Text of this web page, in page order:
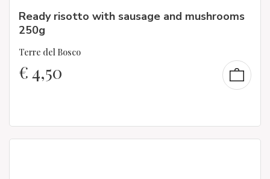
Ready risotto with sausage and mushrooms
250g
Terre del Bosco
€4,50